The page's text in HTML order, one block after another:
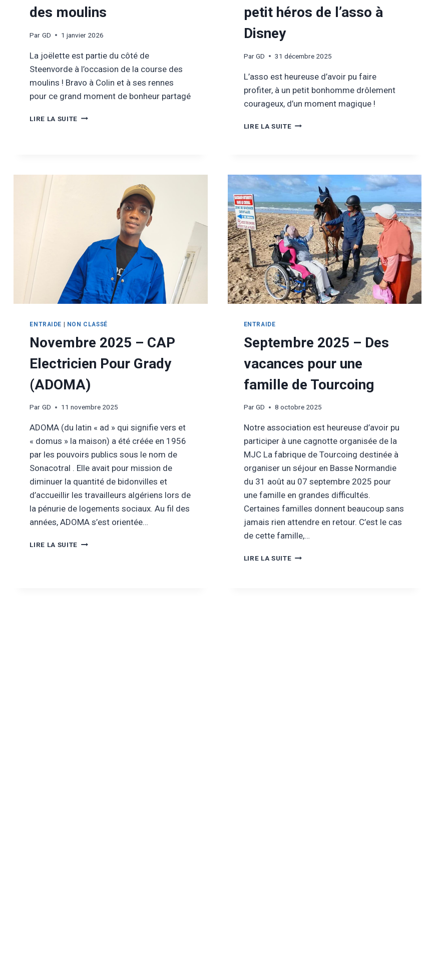
des moulins
Par GD 1 janvier 2026
La joëlette est partie du côté de
Steenvorde à l’occasion de la course des
moulins ! Bravo à Colin et à ses rennes
pour ce grand moment de bonheur partagé
LIRE LA SUITE DÉCEMBRE
petit héros de l’asso à
Disney
Par GD 31 décembre 2025
L’asso est heureuse d’avoir pu faire
profiter, à un petit bonhomme drôlement
courageux, d’un moment magique !
LIRE LA SUITEDÉCEMBRE
HÉROS
DE
À
DISNEY
ENTRAIDE | NON CLASSÉ
Novembre 2025 – CAP
Electricien Pour Grady
(ADOMA)
Par GD 11 novembre 2025
ADOMA (du latin « ad » qui signifie vers et
« domus » la maison) a été créée en 1956
par les pouvoirs publics sous le nom de
Sonacotral . Elle avait pour mission de
diminuer la quantité de bidonvilles et
d’accueillir les travailleurs algériens lors de
la pénurie de logements sociaux. Au fil des
années, ADOMA s’est orientée…
LIRE LA SUITE NOVEMBRE
ENTRAIDE
Septembre 2025 – Des
vacances pour une
famille de Tourcoing
Par GD 8 octobre 2025
Notre association est heureuse d’avoir pu
participer à une cagnotte organisée de la
MJC La fabrique de Tourcoing destinée à
organiser un séjour en Basse Normandie
du 31 août au 07 septembre 2025 pour
une famille en grandes difficultés.
Certaines familles donnent beaucoup sans
jamais rien attendre en retour. C’est le cas
de cette famille,…
LIRE LA SUITESEPTEMBRE